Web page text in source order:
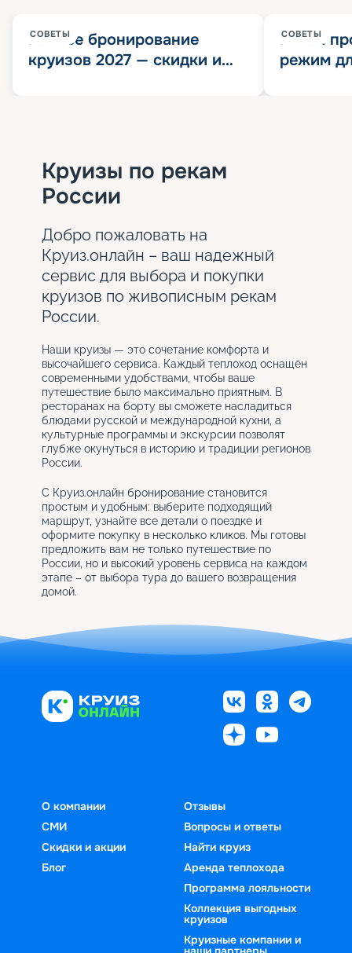
СОВЕТЫ
Раннее бронирование
круизов 2027 — скидки и
СОВЕТЫ
Китай
режим
Круизы по рекам
России
Добро пожаловать на
Круиз.онлайн – ваш надежный
сервис для выбора и покупки
круизов по живописным рекам
России.
Наши круизы — это сочетание комфорта и
высочайшего сервиса. Каждый теплоход оснащён
современными удобствами, чтобы ваше
путешествие было максимально приятным. В
ресторанах на борту вы сможете насладиться
блюдами русской и международной кухни, а
культурные программы и экскурсии позволят
глубже окунуться в историю и традиции регионов
России.
С Круиз.онлайн бронирование становится
простым и удобным: выберите подходящий
маршрут, узнайте все детали о поездке и
оформите покупку в несколько кликов. Мы готовы
предложить вам не только путешествие по
России, но и высокий уровень сервиса на каждом
этапе – от выбора тура до вашего возвращения
домой.
О компании
СМИ
Скидки и акции
Блог
Отзывы
Вопросы и ответы
Найти круиз
Аренда теплохода
Программа лояльности
Коллекция выгодных
круизов
Круизные компании и